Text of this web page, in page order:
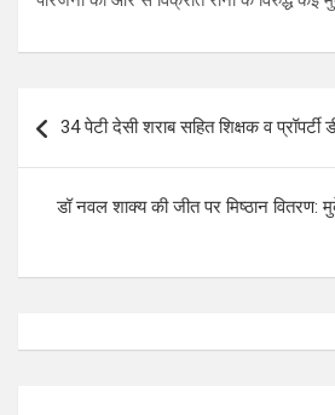
navigation
34 पेटी देसी शराब सहित शिक्षक व प्रॉपर्टी
डॉ नवल शाक्य की जीत पर मिष्ठान